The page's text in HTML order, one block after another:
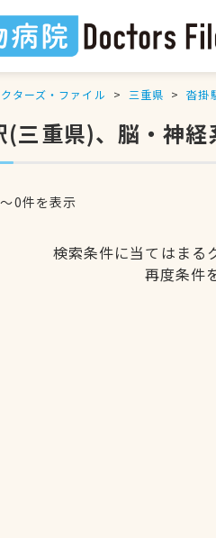
ターズ・ファイル 三重県 沓掛
(三重県)、脳・神
0件を表示
検索条件に当てはまる
再度条件